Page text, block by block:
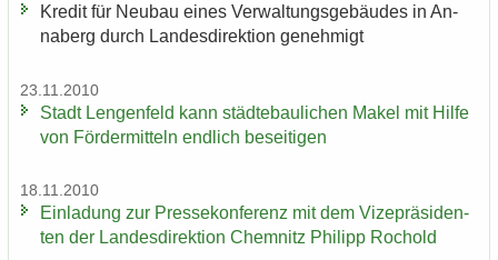
Kre­dit für Neu­bau eines Ver­wal­tungs­ge­bäu­des in An­
na­berg durch Lan­des­di­rek­ti­on ge­neh­migt
23.11.2010
Stadt Len­gen­feld kann städ­te­bau­li­chen Makel mit Hilfe
von För­der­mit­teln end­lich be­sei­ti­gen
18.11.2010
Ein­la­dung zur Pres­se­kon­fe­renz mit dem Vi­ze­prä­si­den­
ten der Lan­des­di­rek­ti­on Chem­nitz Phil­ipp Ro­chold